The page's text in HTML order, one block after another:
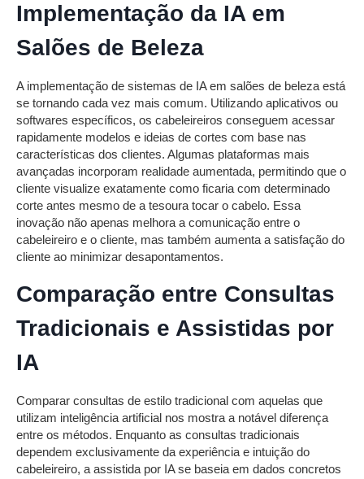
Implementação da IA em
Salões de Beleza
A implementação de sistemas de IA em salões de beleza está
se tornando cada vez mais comum. Utilizando aplicativos ou
softwares específicos, os cabeleireiros conseguem acessar
rapidamente modelos e ideias de cortes com base nas
características dos clientes. Algumas plataformas mais
avançadas incorporam realidade aumentada, permitindo que o
cliente visualize exatamente como ficaria com determinado
corte antes mesmo de a tesoura tocar o cabelo. Essa
inovação não apenas melhora a comunicação entre o
cabeleireiro e o cliente, mas também aumenta a satisfação do
cliente ao minimizar desapontamentos.
Comparação entre Consultas
Tradicionais e Assistidas por
IA
Comparar consultas de estilo tradicional com aquelas que
utilizam inteligência artificial nos mostra a notável diferença
entre os métodos. Enquanto as consultas tradicionais
dependem exclusivamente da experiência e intuição do
cabeleireiro, a assistida por IA se baseia em dados concretos